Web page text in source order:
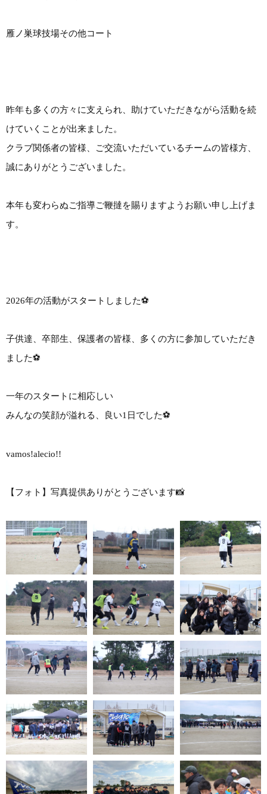
雁ノ巣球技場その他コート
昨年も多くの方々に支えられ、助けていただきながら活動を続
けていくことが出来ました。
クラブ関係者の皆様、ご交流いただいているチームの皆様方、
誠にありがとうございました。
本年も変わらぬご指導ご鞭撻を賜りますようお願い申し上げま
す。
2026年の活動がスタートしました⚽️
子供達、卒部生、保護者の皆様、多くの方に参加していただき
ました⚽️
一年のスタートに相応しい
みんなの笑顔が溢れる、良い1日でした⚽️
vamos!alecio!!
【フォト】写真提供ありがとうございます📸